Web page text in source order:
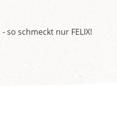
so schmeckt nur FELIX!